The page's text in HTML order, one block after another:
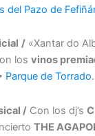
del Pazo de
/«Xantar do
los vinos
Parque de Torrado.
/Con los dj’s
THE